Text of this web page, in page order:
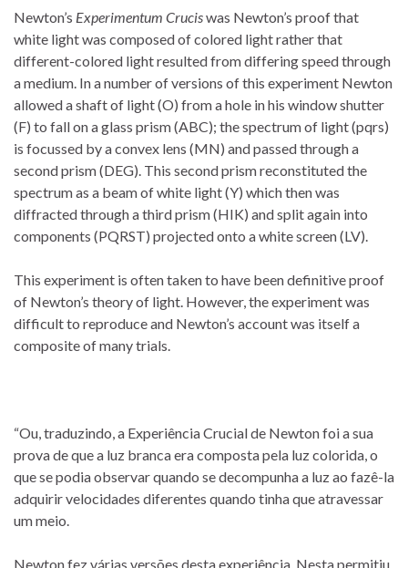
Newton’s Experimentum Cruciswas Newton’s proof that
white light was composed of colored light rather that
different-colored light resulted from differing speed through
a medium. In a number of versions of this experiment Newton
allowed a shaft of light (O) from a hole in his window shutter
(F) to fall on a glass prism (ABC); the spectrum of light (pqrs)
is focussed by a convex lens (MN) and passed through a
second prism (DEG). This second prism reconstituted the
spectrum as a beam of white light (Y) which then was
diffracted through a third prism (HIK) and split again into
components (PQRST) projected onto a white screen (LV).
This experiment is often taken to have been definitive proof
of Newton’s theory of light. However, the experiment was
difficult to reproduce and Newton’s account was itself a
composite of many trials.
“Ou, traduzindo, a Experiência Crucial de Newton foi a sua
prova de que a luz branca era composta pela luz colorida, o
que se podia observar quando se decompunha a luz ao fazê-la
adquirir velocidades diferentes quando tinha que atravessar
um meio.
Newton fez várias versões desta experiência. Nesta permitiu